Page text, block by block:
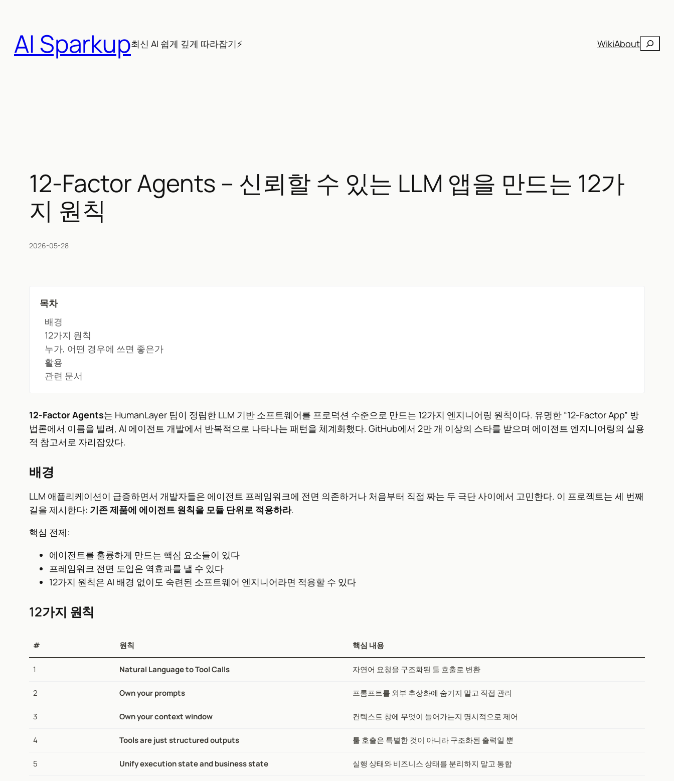
AI Sparkup최신 AI 쉽게 깊게 따라잡기⚡ WikiAbout검
12-Factor Agents – 신뢰할 수 있는 LLM 앱을 만드는 12가
지 원칙
2026-05-28
목차
배경
12가지 원칙
누가, 어떤 경우에 쓰면 좋은가
활용
관련 문서
12-Factor Agents는 HumanLayer 팀이 정립한 LLM 기반 소프트웨어를 프로덕션 수준으로 만드는 12가지 엔지니어링 원칙이다. 유명한 “12-Factor App” 방
법론에서 이름을 빌려, AI 에이전트 개발에서 반복적으로 나타나는 패턴을 체계화했다. GitHub에서 2만 개 이상의 스타를 받으며 에이전트 엔지니어링의 실용
적 참고서로 자리잡았다.
배경
LLM 애플리케이션이 급증하면서 개발자들은 에이전트 프레임워크에 전면 의존하거나 처음부터 직접 짜는 두 극단 사이에서 고민한다. 이 프로젝트는 세 번째
길을 제시한다: 기존 제품에 에이전트 원칙을 모듈 단위로 적용하라.
핵심 전제:
에이전트를 훌륭하게 만드는 핵심 요소들이 있다
프레임워크 전면 도입은 역효과를 낼 수 있다
12가지 원칙은 AI 배경 없이도 숙련된 소프트웨어 엔지니어라면 적용할 수 있다
12가지 원칙
# 원칙 핵심 내용
1 Natural Language to Tool Calls 자연어 요청을 구조화된 툴 호출로 변환
2 Own your prompts 프롬프트를 외부 추상화에 숨기지 말고 직접 관리
3 Own your context window 컨텍스트 창에 무엇이 들어가는지 명시적으로 제어
4 Tools are just structured outputs 툴 호출은 특별한 것이 아니라 구조화된 출력일 뿐
5 Unify execution state and business state 실행 상태와 비즈니스 상태를 분리하지 말고 통합